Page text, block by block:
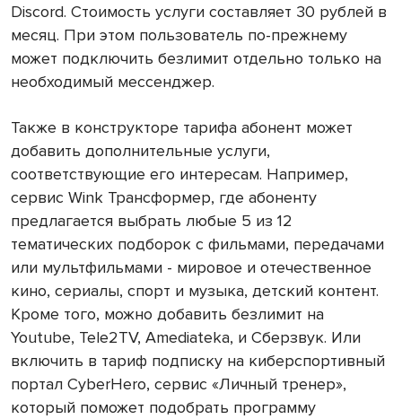
Discord. Стоимость услуги составляет 30 рублей в
месяц. При этом пользователь по-прежнему
может подключить безлимит отдельно только на
необходимый мессенджер.
Также в конструкторе тарифа абонент может
добавить дополнительные услуги,
соответствующие его интересам. Например,
сервис Wink Трансформер, где абоненту
предлагается выбрать любые 5 из 12
тематических подборок с фильмами, передачами
или мультфильмами - мировое и отечественное
кино, сериалы, спорт и музыка, детский контент.
Кроме того, можно добавить безлимит на
Youtube, Tele2TV, Amediateka, и Сберзвук. Или
включить в тариф подписку на киберспортивный
портал CyberHero, сервис «Личный тренер»,
который поможет подобрать программу